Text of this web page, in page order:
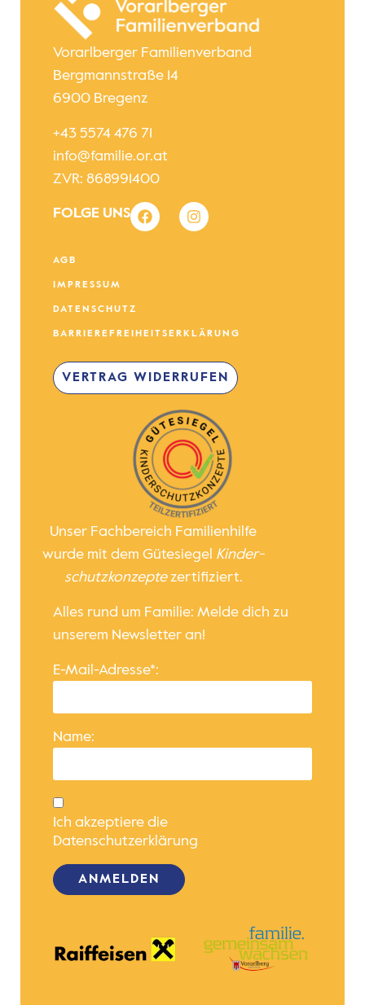
Vorarlberger Familienverband
Bergmannstraße 14
6900 Bregenz
+43 5574 476 71
info@familie.or.at
ZVR: 868991400
FOLGE UNS
AGB
IMPRESSUM
DATENSCHUTZ
BARRIEREFREIHEITSERKLÄRUNG
VERTRAG WIDERRUFEN
Unser Fachbereich Familienhilfe
wurde mit dem Gütesiegel Kinder­
schutz­konzeptezertifiziert.
Alles rund um Familie: Melde dich zu
unserem Newsletter an!
E-Mail-Adresse*:
Name:
Ich akzeptiere die
Datenschutzerklärung